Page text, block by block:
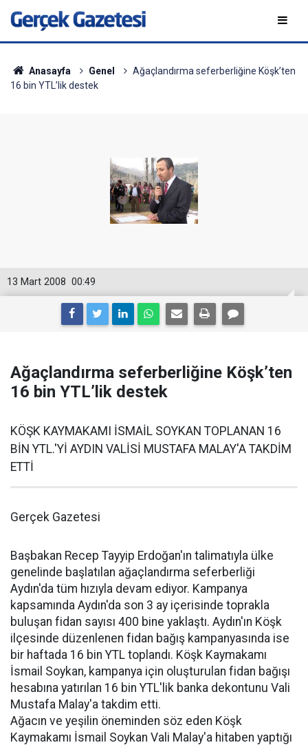
Anasayfa Genel
Ağaçlandırma seferberliğine Köşk’ten
16 bin YTL’lik destek
00:49
13 Mart 2008
Ağaçlandırma seferberliğine Köşk’ten
16 bin YTL’lik destek
KÖŞK KAYMAKAMI İSMAİL SOYKAN TOPLANAN 16
BİN YTL.'Yİ AYDIN VALİSİ MUSTAFA MALAY'A TAKDİM
ETTİ
Gerçek Gazetesi
Başbakan Recep Tayyip Erdoğan'ın talimatıyla ülke
genelinde başlatılan ağaçlandırma seferberliği
Aydın'da tüm hızıyla devam ediyor. Kampanya
kapsamında Aydın'da son 3 ay içerisinde toprakla
buluşan fidan sayısı 400 bine yaklaştı. Aydın'ın Köşk
ilçesinde düzenlenen fidan bağış kampanyasında ise
bir haftada 16 bin YTL toplandı. Köşk Kaymakamı
İsmail Soykan, kampanya için oluşturulan fidan bağışı
hesabına yatırılan 16 bin YTL'lik banka dekontunu Vali
Mustafa Malay'a takdim etti.
Ağacın ve yeşilin öneminden söz eden Köşk
Kaymakamı İsmail Soykan Vali Malay'a hitaben yaptığı